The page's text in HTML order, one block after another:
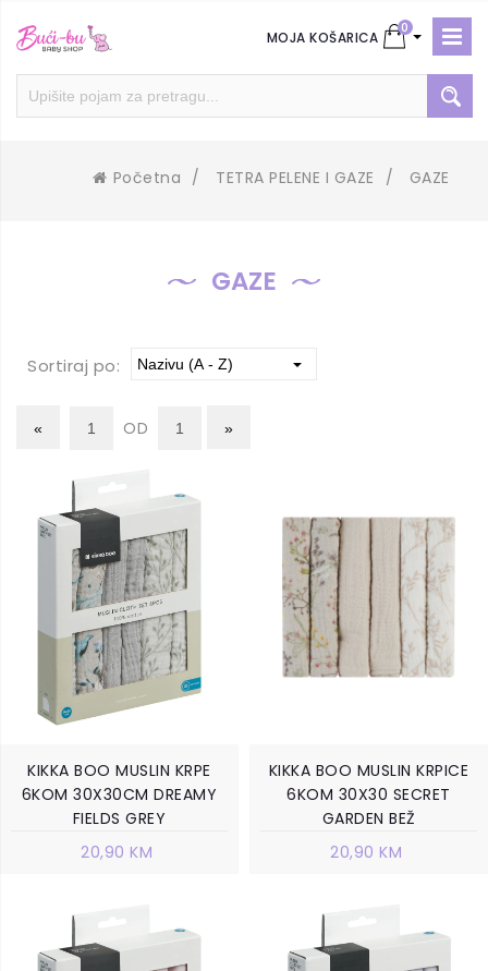
MOJA KOŠARICA
0
Početna / TETRA PELENE I GAZE / GAZE
GAZE
Sortiraj po:
OD
KIKKA BOO MUSLIN KRPE
6KOM 30X30CM DREAMY
FIELDS GREY
20,90 KM
KIKKA BOO MUSLIN KRPICE
6KOM 30X30 SECRET
GARDEN BEŽ
20,90 KM